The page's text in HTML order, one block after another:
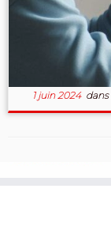
1 juin 2024dans